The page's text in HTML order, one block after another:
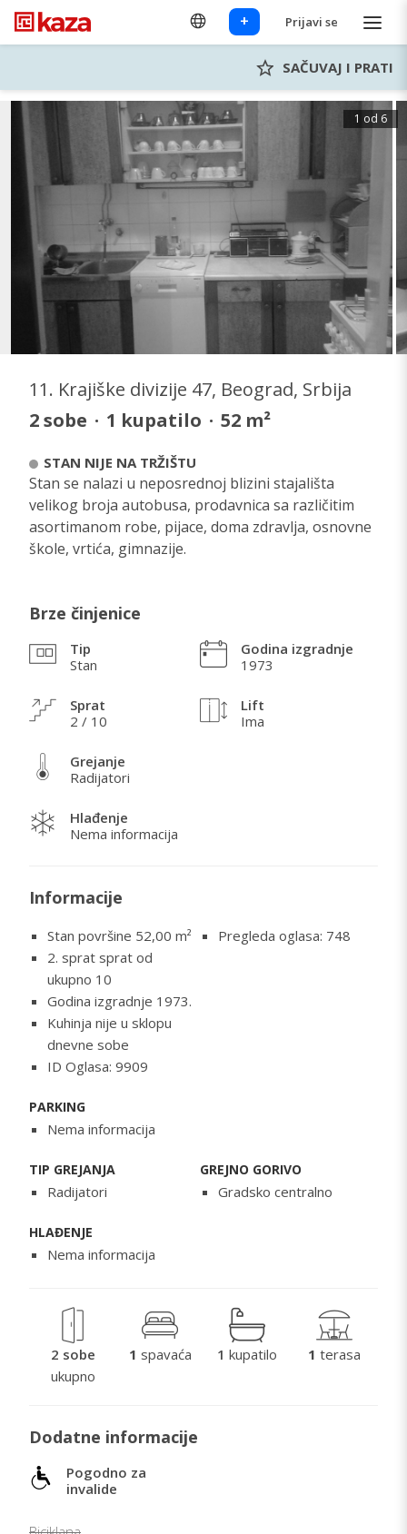
+ Prijavi se
SAČUVAJ I PRATI
1 od 6
11. Krajiške divizije 47, Beograd, Srbija
2sobe · 1 kupatilo · 52 m²
STAN NIJE NA TRŽIŠTU
Stan se nalazi u neposrednoj blizini stajališta
velikog broja autobusa, prodavnica sa različitim
asortimanom robe, pijace, doma zdravlja, osnovne
škole, vrtića, gimnazije.
Brze činjenice
Tip
Stan
Sprat
2 / 10
Godina izgradnje
1973
Lift
Ima
Grejanje
Radijatori
Hlađenje
Nema informacija
Informacije
Stan površine 52,00 m²
2. sprat sprat od
ukupno 10
Godina izgradnje 1973.
Kuhinja nije u sklopu
dnevne sobe
Pregleda oglasa: 748
ID Oglasa: 9909
PARKING
Nema informacija
TIP GREJANJA
Radijatori
GREJNO GORIVO
Gradsko centralno
HLAĐENJE
Nema informacija
2 sobe
ukupno
1 spavaća 1 kupatilo 1 terasa
Dodatne informacije
Pogodno za
invalide